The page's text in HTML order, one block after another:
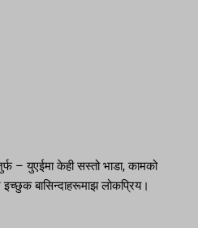
– युएईमा केही सस्तो भाडा, कामको
इच्छुक बासिन्दाहरूमाझ लोकप्रिय।